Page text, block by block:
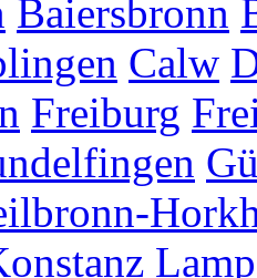
Baiersbronn
Calw
Freiburg